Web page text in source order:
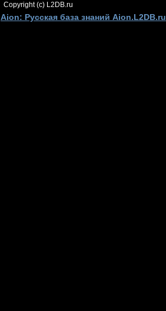
Copyright (c) L2DB.ru
Aion: Русская база знаний Aion.L2DB.ru